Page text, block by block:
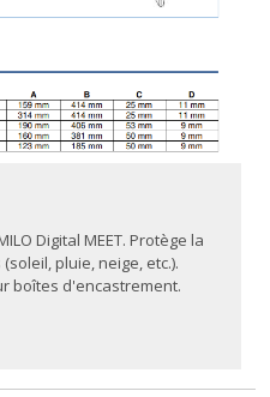
Digital MEET. Protège la
pluie, neige, etc.).
boîtes d'encastrement.